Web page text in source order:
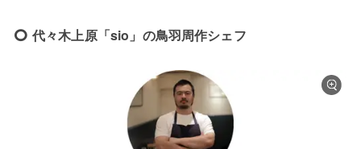
代々木上原「sio」の鳥羽周作シェフ